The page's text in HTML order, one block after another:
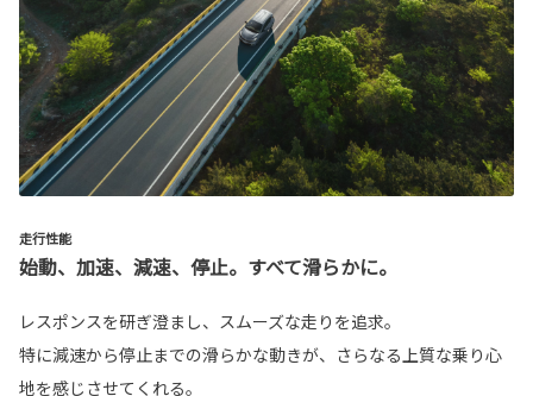
走行性能
始動、加速、減速、停止。すべて滑らかに。
レスポンスを研ぎ澄まし、スムーズな走りを追求。
特に減速から停止までの滑らかな動きが、さらなる上質な乗り心
地を感じさせてくれる。